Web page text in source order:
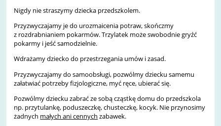
Nigdy nie straszymy dziecka przedszkolem.
Przyzwyczajamy je do urozmaicenia potraw, skończmy
z rozdrabnianiem pokarmów. Trzylatek może swobodnie gryźć
pokarmy i jeść samodzielnie.
Wdrażamy dziecko do przestrzegania umów i zasad.
Przyzwyczajamy do samoobsługi, pozwólmy dziecku samemu
załatwiać potrzeby fizjologiczne, myć ręce, ubierać się.
Pozwólmy dziecku zabrać ze sobą cząstkę domu do przedszkola
np. przytulankę, poduszeczkę, chusteczkę, kocyk. Nie przynosimy
żadnych małych ani cennych zabawek.